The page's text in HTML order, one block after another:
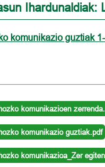
Ihardunaldiak:
komunikazio guztiak
komunikazioen
komunikazio guztiak.pdf
komunikazioa_Zer